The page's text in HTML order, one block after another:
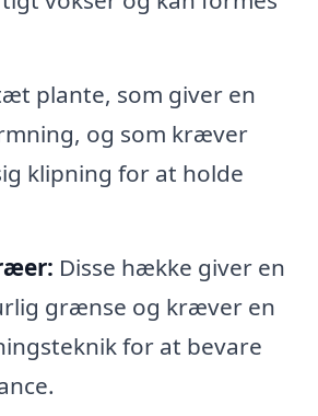
plante, som giver en
og som kræver
klipning for at holde
Disse hække giver en
grænse og kræver en
for at bevare